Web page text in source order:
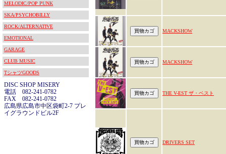
MELODIC/POP PUNK
SKA/PSYCHOBILLY
ROCK/ALTERNATIVE
EMOTIONAL
GARAGE
CLUB MUSIC
TシャツGOODS
DISC SHOP MISERY
電話 082-241-0782
FAX 082-241-0782
広島県広島市中区袋町2-7 プレ
イグラウンドビル2F
MACKSHOW
MACKSHOW
THE V-EST ザ・ベスト
DRIVERS SET